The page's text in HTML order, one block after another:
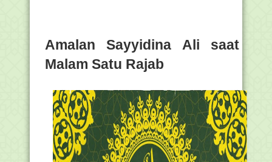
Amalan Sayyidina Ali saat
Malam Satu Rajab